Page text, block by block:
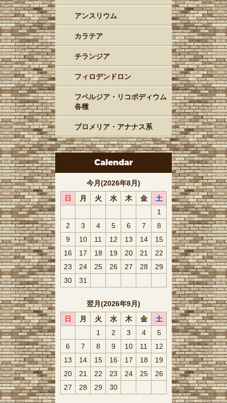
アンスリウム
カラテア
チランジア
フィロデンドロン
フペルジア・リコポディウム
各種
ブロメリア・アナナス系
Calendar
今月(2026年8月)
日
月 火 水 木 金
土
1
2
3 4 5 6 7
8
9
10 11 12 13 14
15
16
17 18 19 20 21
22
23
24 25 26 27 28
29
30
31
翌月(2026年9月)
日
月 火 水 木 金
土
1
2 3 4
5
6
7 8 9 10 11
12
13
14 15 16 17 18
19
20
21 22 23 24 25
26
27
28 29 30